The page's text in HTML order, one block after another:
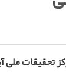
تحقیقات ملی